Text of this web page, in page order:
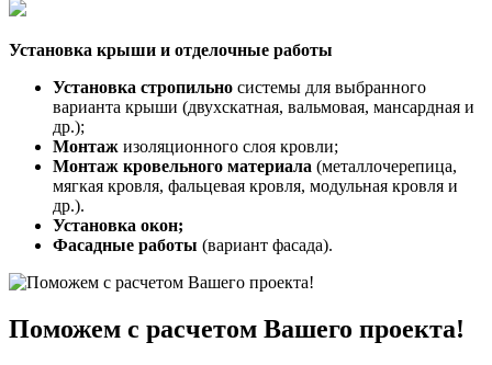
Установка крыши и отделочные работы
Установка стропильно системы для выбранного
варианта крыши (двухскатная, вальмовая, мансардная и
др.);
Монтаж изоляционного слоя кровли;
Монтаж кровельного материала (металлочерепица,
мягкая кровля, фальцевая кровля, модульная кровля и
др.).
Установка окон;
Фасадные работы (вариант фасада).
Поможем с расчетом Вашего проекта!